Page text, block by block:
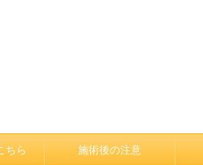
ちら 施術後の注意